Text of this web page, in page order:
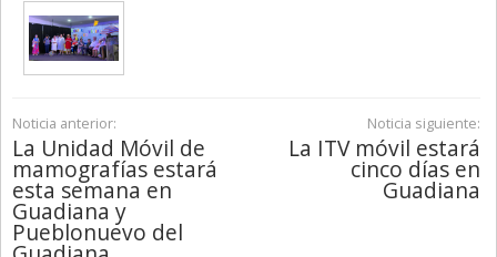
Noticia anterior:
La Unidad Móvil de
mamografías estará
esta semana en
Guadiana y
Pueblonuevo del
Noticia siguiente:
La ITV móvil estará
cinco días en
Guadiana